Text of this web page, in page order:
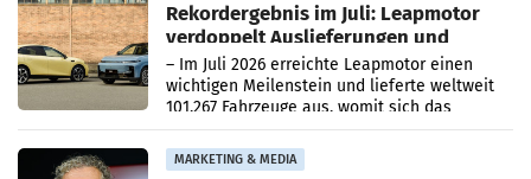
Rekordergebnis im Juli: Leapmotor
verdoppelt Auslieferungen und
überschreitet die 100.000er-Marke
– Im Juli 2026 erreichte Leapmotor einen
wichtigen Meilenstein und lieferte weltweit
101.267 Fahrzeuge aus, womit sich das
Ergebnis gegenüber Juli 2025 mehr als
verdoppelte (+102
MARKETING & MEDIA